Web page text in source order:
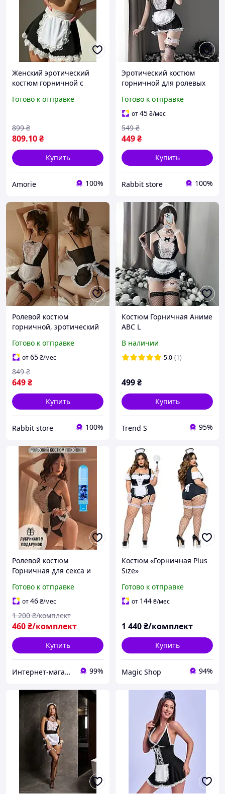
Женский эротический
костюм горничной с
Чёрно-белый | Размер S
Готово к отправке
809.10₴
899 ₴
Купить
Amorie 100%
Эротический костюм
горничной для ролевых
Готово к отправке
от45₴/мес
449₴
549 ₴
Купить
Rabbit store 100%
Ролевой костюм
горничной, эротический
игр
Готово к отправке
от65₴/мес
649₴
849 ₴
Купить
Rabbit store 100%
Костюм Горничная Аниме
ABC L
В наличии
5.0 (1)
499₴
Купить
Trend S 95%
Ролевой костюм
Горничная для секса и
съедобный FRUITS FUN 80
мл
Готово к отправке
от46₴/мес
460₴/комплект
1 200 ₴/комплект
Купить
Интернет-магазин IKA 99%
Костюм «Горничная Plus
Size»
Готово к отправке
от 144₴/мес
1 440₴/комплект
Купить
Magic Shop 94%